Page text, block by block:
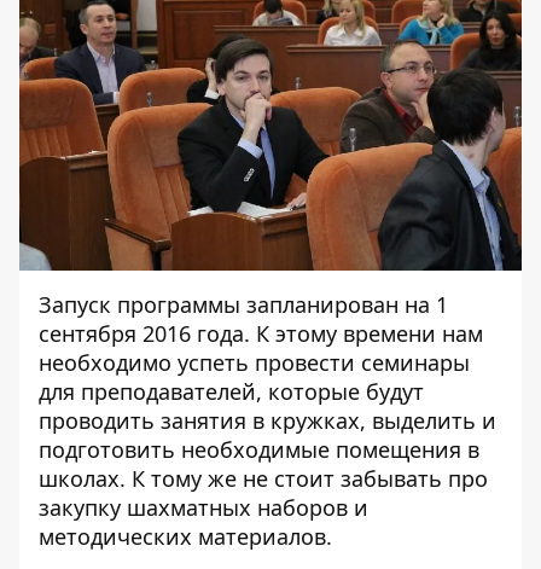
Запуск программы запланирован на 1
сентября 2016 года. К этому времени нам
необходимо успеть провести семинары
для преподавателей, которые будут
проводить занятия в кружках, выделить и
подготовить необходимые помещения в
школах. К тому же не стоит забывать про
закупку шахматных наборов и
методических материалов.